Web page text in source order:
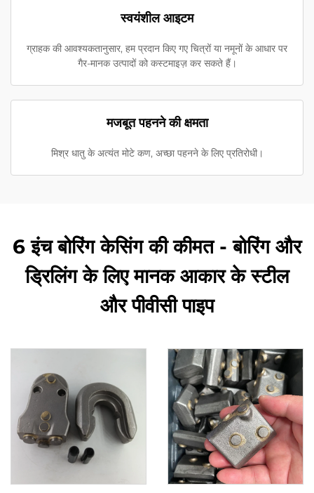
स्वयंशील आइटम
ग्राहक की आवश्यकतानुसार, हम प्रदान किए गए चित्रों या नमूनों के आधार पर
गैर-मानक उत्पादों को कस्टमाइज़ कर सकते हैं।
मजबूत पहनने की क्षमता
मिश्र धातु के अत्यंत मोटे कण, अच्छा पहनने के लिए प्रतिरोधी।
6 इंच बोरिंग केसिंग की कीमत - बोरिंग और
ड्रिलिंग के लिए मानक आकार के स्टील
और पीवीसी पाइप